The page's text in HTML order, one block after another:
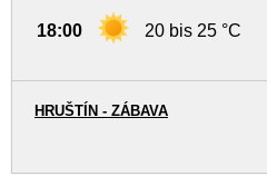
18:00 20 bis 25 °C
HRUŠTÍN - ZÁBAVA